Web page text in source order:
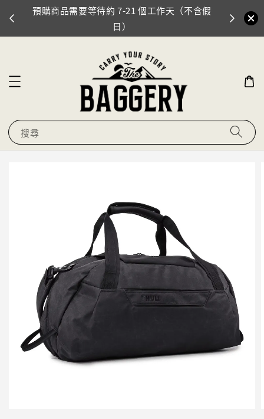
預購商品需要等待約 7-21 個工作天（不含假
日）
門市地
搜尋